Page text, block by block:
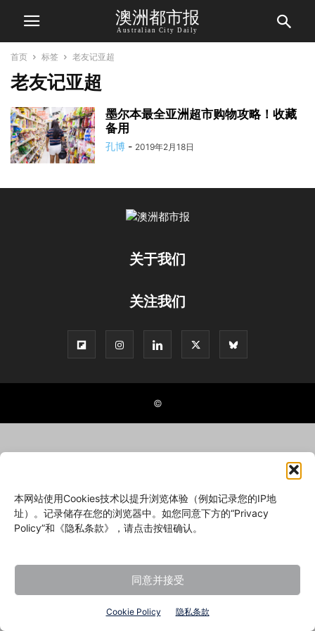
本网站使用Cookies技术以提升浏览体验（例如记录您的IP地
址）。记录储存在您的浏览器中。如您同意下方的“Privacy
Policy”和《隐私条款》，请点击按钮确认。
同意并接受
Cookie Policy 隐私条款
澳洲都市报
Australian City Daily
首页 标签 老友记亚超
老友记亚超
墨尔本最全亚洲超市购物攻略！收藏
备用
孔博 - 2019年2月18日
关于我们
关注我们
©